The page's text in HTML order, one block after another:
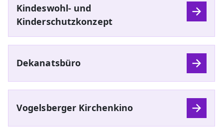
Kindeswohl- und
Kinderschutzkonzept
Dekanatsbüro
Vogelsberger Kirchenkino